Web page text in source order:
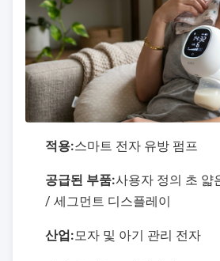
적용:스마트 전자 유방 펌프
공급된 부품:사용자 정의 초 얇
/ 세그먼트 디스플레이
산업:모자 및 아기 관리 전자